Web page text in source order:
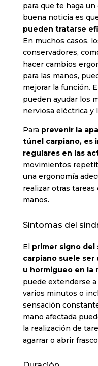
para que te haga
buena noticia es
pueden tratarse
En muchos casos,
conservadores,
hacer cambios
para las manos,
mejorar la función.
pueden ayudar los
nerviosa eléctrica y
Para prevenir la
túnel carpiano, es
regulares en las
movimientos
una ergonomía
realizar otras
manos.
Síntomas del
El primer signo
carpiano suele
u hormigueo en la
puede extenderse
varios minutos o
sensación
mano afectada
la realización de
agarrar o abrir